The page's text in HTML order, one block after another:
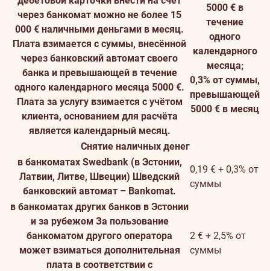
через банкомат можно не более 15
000 € наличными деньгами в месяц.
Плата взимается с суммы, внесённой
через банковский автомат своего
банка и превышающей в течение
одного календарного месяца 5000 €.
Плата за услугу взимается с учётом
клиента, основанием для расчёта
является календарный месяц.
5000 € в
течение
одного
календарного
месяца;
0,3% от суммы,
превышающей
5000 € в месяц
Cнятие наличных денег
в банкоматах Swedbank (в Эстонии,
Латвии, Литвe, Швеции) Шведский
банковский автомат – Bankomat.
0,19 € + 0,3% от
суммы
в банкоматах других банков в Эстонии
и за рубежом За пользование
банкоматом другого оператора
может взиматься дополнительная
плата в соответствии с
2 € + 2,5% от
суммы